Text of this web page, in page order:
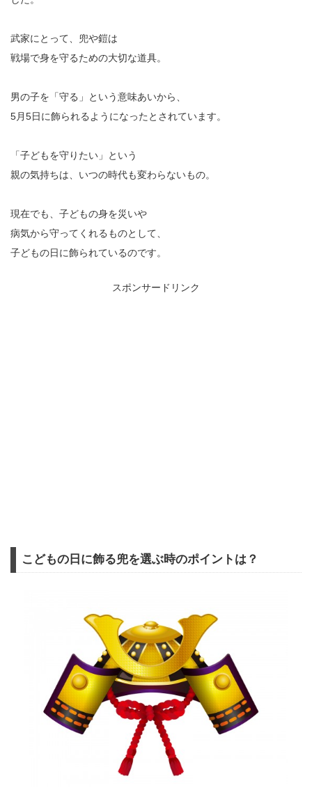
武家にとって、兜や鎧は
戦場で身を守るための大切な道具。
男の子を「守る」という意味あいから、
5月5日に飾られるようになったとされています。
「子どもを守りたい」という
親の気持ちは、いつの時代も変わらないもの。
現在でも、子どもの身を災いや
病気から守ってくれるものとして、
子どもの日に飾られているのです。
スポンサードリンク
こどもの日に飾る兜を選ぶ時のポイントは？